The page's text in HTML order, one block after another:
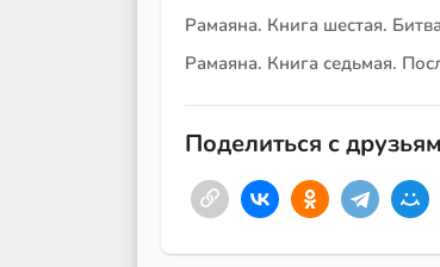
Рамаяна. Книга шестая. Битва
Рамаяна. Книга седьмая.
Поделиться с